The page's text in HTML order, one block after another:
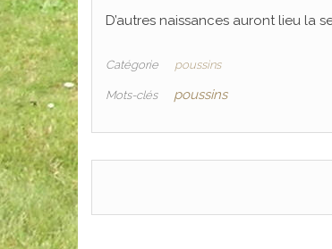
D’autres naissances auront lieu la
Catégorie poussins
Mots-clés poussins